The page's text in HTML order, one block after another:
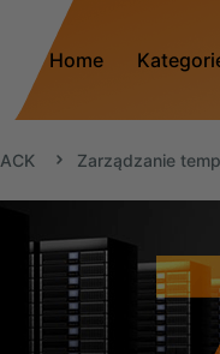
Home
Zarządzanie